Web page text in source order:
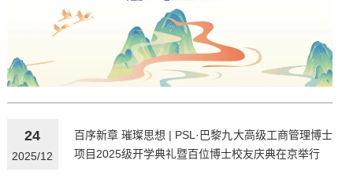
24
2025/12
百序新章 璀璨思想 | PSL·巴黎九大高级工商管理博士
项目2025级开学典礼暨百位博士校友庆典在京举行